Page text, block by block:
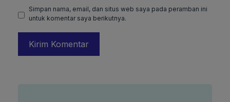
Simpan nama, email, dan situs web saya pada peramban ini
untuk komentar saya berikutnya.